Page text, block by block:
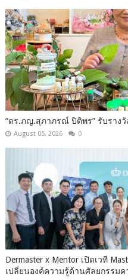
“ดร.ภญ.สุภาภรณ์ ปิติพร” รับราง
August 05, 2026 0
Dermaster x Mentor เปิดเวที
เปลี่ยนองค์ความรู้ด้านศัลยกรรมค